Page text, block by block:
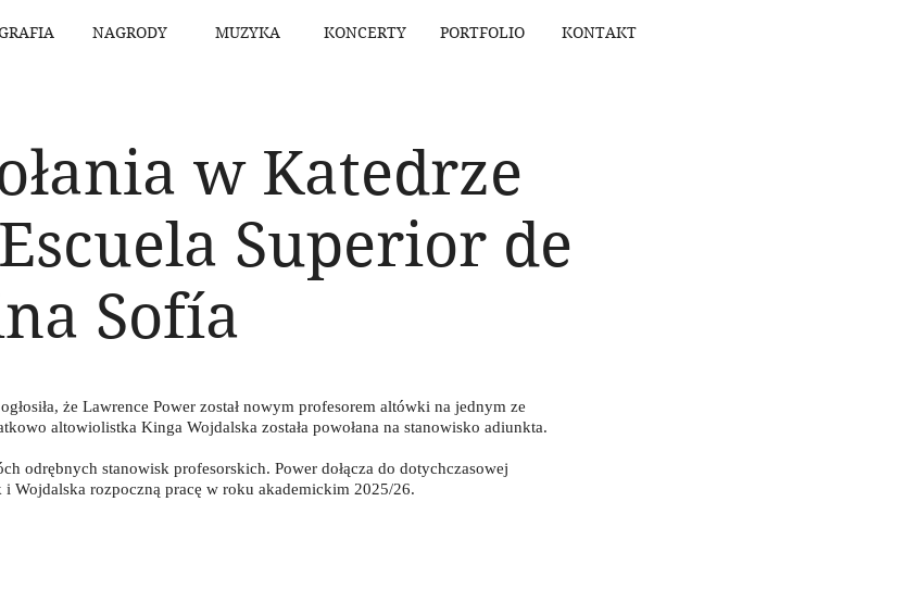
NAGRODY MUZYKA KONCERTY PORTFOLIO KONTAKT
w Katedrze
Superior de
Sofía
że Lawrence Power został nowym profesorem altówki na jednym ze
altowiolistka Kinga Wojdalska została powołana na stanowisko adiunkta.
odrębnych stanowisk profesorskich. Power dołącza do dotychczasowej
Wojdalska rozpoczną pracę w roku akademickim 2025/26.